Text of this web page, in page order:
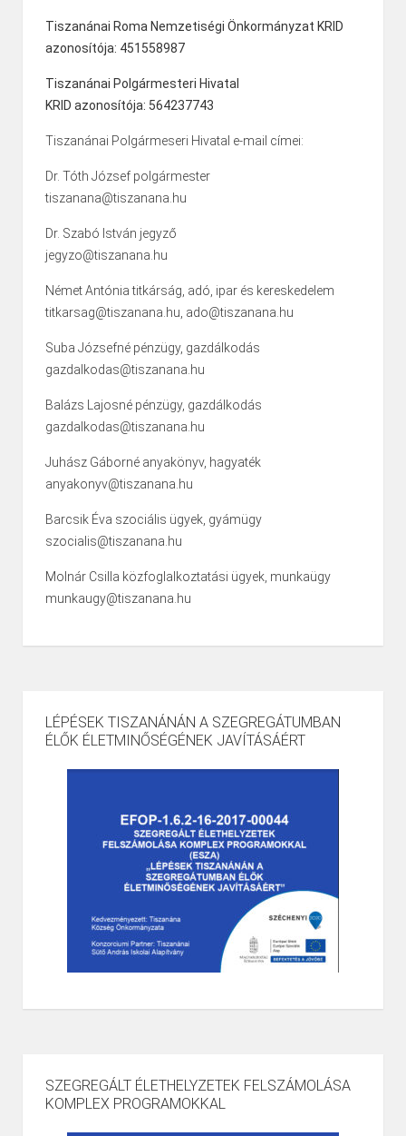
Tiszanánai Roma Nemzetiségi Önkormányzat KRID
azonosítója: 451558987
Tiszanánai Polgármesteri Hivatal
KRID azonosítója: 564237743
Tiszanánai Polgármeseri Hivatal e-mail címei:
Dr. Tóth József polgármester
tiszanana@tiszanana.hu
Dr. Szabó István jegyző
jegyzo@tiszanana.hu
Német Antónia titkárság, adó, ipar és kereskedelem
titkarsag@tiszanana.hu, ado@tiszanana.hu
Suba Józsefné pénzügy, gazdálkodás
gazdalkodas@tiszanana.hu
Balázs Lajosné pénzügy, gazdálkodás
gazdalkodas@tiszanana.hu
Juhász Gáborné anyakönyv, hagyaték
anyakonyv@tiszanana.hu
Barcsik Éva szociális ügyek, gyámügy
szocialis@tiszanana.hu
Molnár Csilla közfoglalkoztatási ügyek, munkaügy
munkaugy@tiszanana.hu
LÉPÉSEK TISZANÁNÁN A SZEGREGÁTUMBAN
ÉLŐK ÉLETMINŐSÉGÉNEK JAVÍTÁSÁÉRT
SZEGREGÁLT ÉLETHELYZETEK FELSZÁMOLÁSA
KOMPLEX PROGRAMOKKAL